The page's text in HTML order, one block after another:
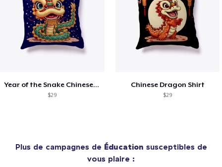
Year of the Snake Chinese New Year
$29
Chinese Dragon Shirt
$29
Plus de campagnes de Éducation susceptibles de
vous plaire :